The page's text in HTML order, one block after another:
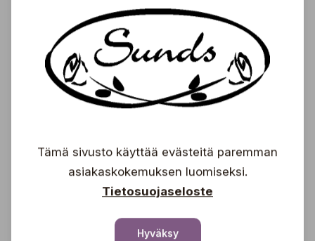
67,00
€
Koristekirsikka (150-
69,00
€
Tämä sivusto käyttää evästeitä paremman
asiakaskokemuksen luomiseksi.
Tietosuojaseloste
Hyväksy